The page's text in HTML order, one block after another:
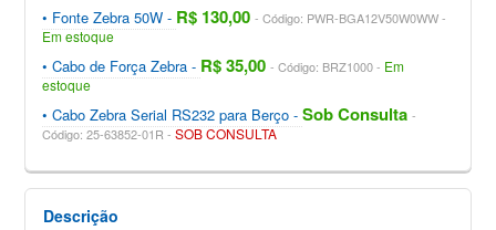
Fonte Zebra 50W R$ 130,00 Código: PWR-BGA12V50W0WW
Em estoque
Cabo de Força Zebra R$ 35,00 Código: BRZ1000
Em
estoque
Cabo Zebra Serial RS232 para Berço Sob Consulta
Código: 25-63852-01R SOB CONSULTA
Descrição